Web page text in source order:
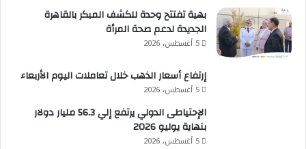
بهية تفتتح وحدة للكشف المبكر بالقاهرة
الجديدة لدعم صحة المرأة
5 أغسطس، 2026
إرتفاع أسعار الذهب خلال تعاملات اليوم الأربعاء
5 أغسطس، 2026
الإحتياطى الدولي يرتفع إلي 56.3 مليار دولار
بنهاية يوليو 2026
5 أغسطس، 2026